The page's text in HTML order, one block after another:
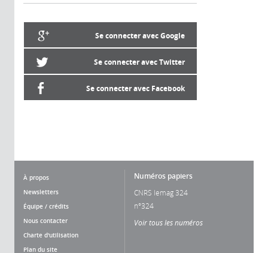
Se connecter avec Google
Se connecter avec Twitter
Se connecter avec Facebook
À propos
Newsletters
Équipe / crédits
Nous contacter
Charte d'utilisation
Plan du site
Numéros papiers
CNRS lemag 324
n°324
Voir tous les numéros